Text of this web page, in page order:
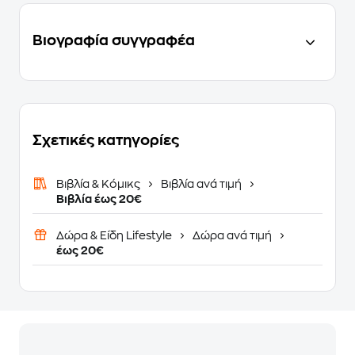
Βιογραφία συγγραφέα
Σχετικές κατηγορίες
Βιβλία & Κόμικς
Βιβλία ανά τιμή
Βιβλία έως 20€
Δώρα & Είδη Lifestyle
Δώρα ανά τιμή
έως 20€